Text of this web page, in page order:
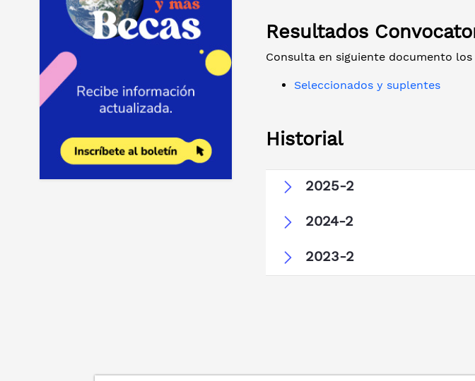
Resultados
Consulta en siguiente documento
Seleccionados y suplentes
Historial
2025-2
2024-2
2023-2